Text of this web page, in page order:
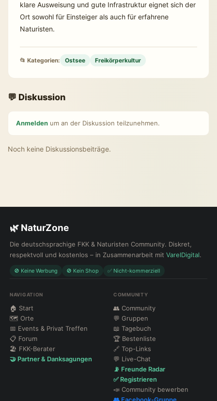
klare Ausweisung und gute Infrastruktur eignet sich der
Ort sowohl für Einsteiger als auch für erfahrene
Naturisten.
📂 Kategorien: Ostsee Freikörperkultur
💬 Diskussion
Anmelden um an der Diskussion teilzunehmen.
Noch keine Diskussionsbeiträge.
🌿 NaturZone
Die deutschsprachige FKK & Naturisten Community. Diskret,
respektvoll und kostenlos – in Zusammenarbeit mit VarelDigital.
🚫 Keine Werbung 🚫 Kein Shop ✅ Nicht-kommerziell
NAVIGATION
🏠 Start
🗺 Orte
📅 Events & Privat Treffen
📋 Forum
🏖 FKK-Berater
🤝 Partner & Danksagungen
COMMUNITY
👥 Community
💬 Gruppen
📖 Tagebuch
🏆 Bestenliste
🔗 Top-Links
💬 Live-Chat
📡 Freunde Radar
✅ Registrieren
📣 Community bewerben